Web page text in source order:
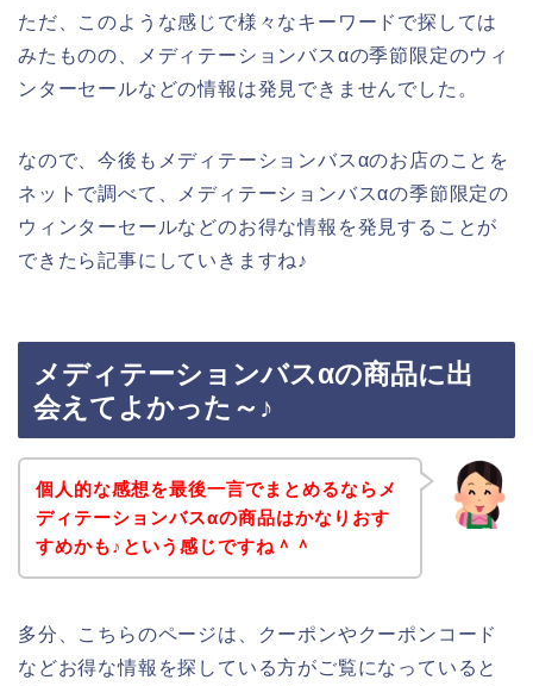
ただ、このような感じで様々なキーワードで探しては
みたものの、メディテーションバスαの季節限定のウィ
ンターセールなどの情報は発見できませんでした。
なので、今後もメディテーションバスαのお店のことを
ネットで調べて、メディテーションバスαの季節限定の
ウィンターセールなどのお得な情報を発見することが
できたら記事にしていきますね♪
メディテーションバスαの商品に出
会えてよかった～♪
個人的な感想を最後一言でまとめるならメ
ディテーションバスαの商品はかなりおす
すめかも♪という感じですね＾＾
多分、こちらのページは、クーポンやクーポンコード
などお得な情報を探している方がご覧になっていると